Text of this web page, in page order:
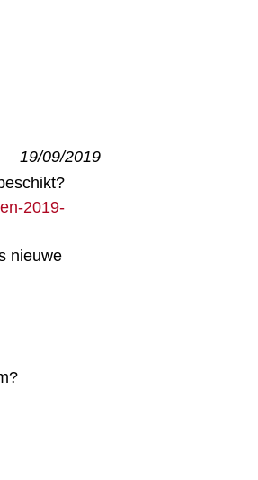
19/09/2019
2019-
nieuwe